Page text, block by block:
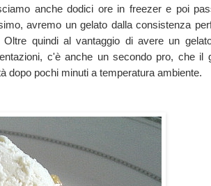
anche dodici ore in freezer e poi
avremo un gelato dalla consistenza
quindi al vantaggio di avere un
c'è anche un secondo pro, che il
dopo pochi minuti a temperatura ambiente.